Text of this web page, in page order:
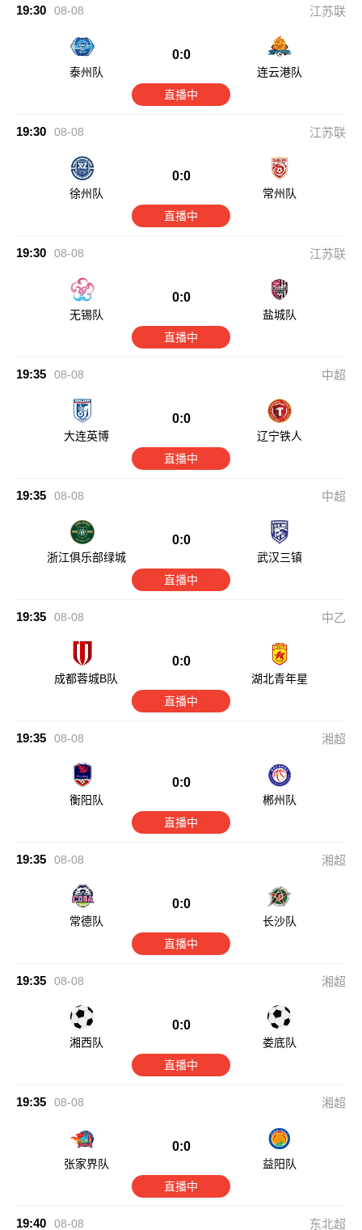
19:30 08-08 江苏联
泰州队
0:0
连云港队
直播中
19:30 08-08 江苏联
徐州队
0:0
常州队
直播中
19:30 08-08 江苏联
无锡队
0:0
盐城队
直播中
19:35 08-08 中超
大连英博
0:0
辽宁铁人
直播中
19:35 08-08 中超
浙江俱乐部绿城
0:0
武汉三镇
直播中
19:35 08-08 中乙
成都蓉城B队
0:0
湖北青年星
直播中
19:35 08-08 湘超
衡阳队
0:0
郴州队
直播中
19:35 08-08 湘超
常德队
0:0
长沙队
直播中
19:35 08-08 湘超
湘西队
0:0
娄底队
直播中
19:35 08-08 湘超
张家界队
0:0
益阳队
直播中
19:40 08-08 东北超